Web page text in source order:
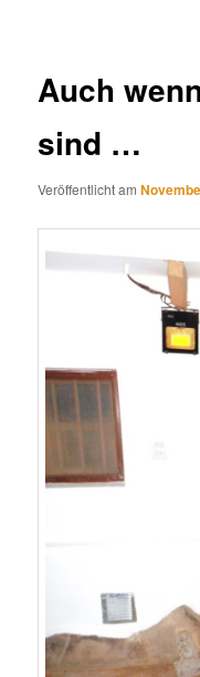
Auch
sind …
Veröffentlicht am